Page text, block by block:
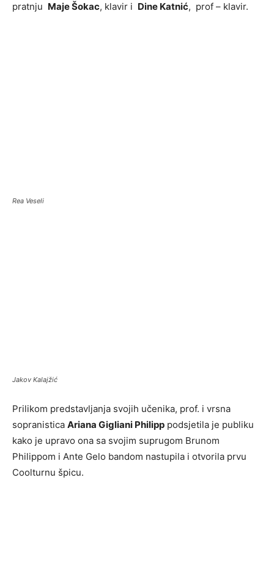
pratnju Maje Šokac, klavir i Dine Katnić, prof – klavir.
Rea Veseli
Jakov Kalajžić
Prilikom predstavljanja svojih učenika, prof. i vrsna
sopranistica Ariana Gigliani Philipp podsjetila je publiku
kako je upravo ona sa svojim suprugom Brunom
Philippom i Ante Gelo bandom nastupila i otvorila prvu
Coolturnu špicu.